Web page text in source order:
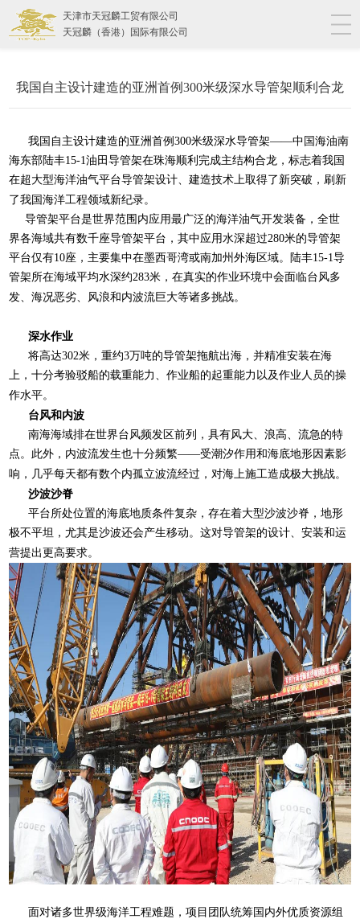
天津市天冠麟工贸有限公司
天冠麟（香港）国际有限公司
我国自主设计建造的亚洲首例300米级深水导管架顺利合龙
我国自主设计建造的亚洲首例300米级深水导管架——中国海油南
海东部陆丰15-1油田导管架在珠海顺利完成主结构合龙，标志着我国
在超大型海洋油气平台导管架设计、建造技术上取得了新突破，刷新
了我国海洋工程领域新纪录。
导管架平台是世界范围内应用最广泛的海洋油气开发装备，全世
界各海域共有数千座导管架平台，其中应用水深超过280米的导管架
平台仅有10座，主要集中在墨西哥湾或南加州外海区域。陆丰15-1导
管架所在海域平均水深约283米，在真实的作业环境中会面临台风多
发、海况恶劣、风浪和内波流巨大等诸多挑战。
深水作业
将高达302米，重约3万吨的导管架拖航出海，并精准安装在海
上，十分考验驳船的载重能力、作业船的起重能力以及作业人员的操
作水平。
台风和内波
南海海域排在世界台风频发区前列，具有风大、浪高、流急的特
点。此外，内波流发生也十分频繁——受潮汐作用和海底地形因素影
响，几乎每天都有数个内孤立波流经过，对海上施工造成极大挑战。
沙波沙脊
平台所处位置的海底地质条件复杂，存在着大型沙波沙脊，地形
极不平坦，尤其是沙波还会产生移动。这对导管架的设计、安装和运
营提出更高要求。
面对诸多世界级海洋工程难题，项目团队统筹国内外优质资源组